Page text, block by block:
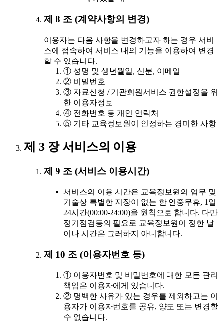
제 8 조 (계약사항의 변경)
이용자는 다음 사항을 변경하고자 하는 경우 서비
스에 접속하여 서비스 내의 기능을 이용하여 변경
할 수 있습니다.
① 성명 및 생년월일, 신분, 이메일
② 비밀번호
③ 자료신청 / 기관회원서비스 권한설정을 위
한 이용자정보
④ 전화번호 등 개인 연락처
⑤ 기타 교육정보원이 인정하는 경미한 사항
제 3 장 서비스의 이용
제 9 조 (서비스 이용시간)
서비스의 이용 시간은 교육정보원의 업무 및
기술상 특별한 지장이 없는 한 연중무휴, 1일
24시간(00:00-24:00)을 원칙으로 합니다. 다만
정기점검등의 필요로 교육정보원이 정한 날
이나 시간은 그러하지 아니합니다.
제 10 조 (이용자번호 등)
① 이용자번호 및 비밀번호에 대한 모든 관리
책임은 이용자에게 있습니다.
② 명백한 사유가 있는 경우를 제외하고는 이
용자가 이용자번호를 공유, 양도 또는 변경할
수 없습니다.